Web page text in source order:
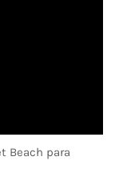
Beach para